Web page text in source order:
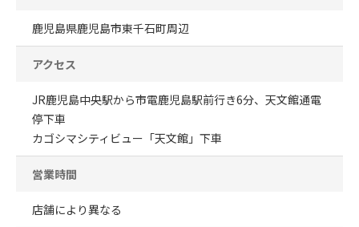
鹿児島県鹿児島市東千石町周辺
アクセス
JR鹿児島中央駅から市電鹿児島駅前行き6分、天文館通電
停下車
カゴシマシティビュー「天文館」下車
営業時間
店舗により異なる